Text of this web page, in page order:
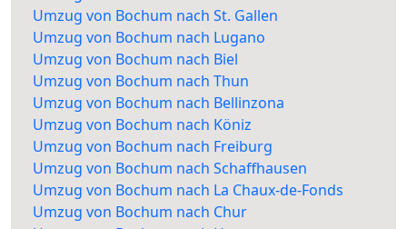
Umzug von Bochum nach St. Gallen
Umzug von Bochum nach Lugano
Umzug von Bochum nach Biel
Umzug von Bochum nach Thun
Umzug von Bochum nach Bellinzona
Umzug von Bochum nach Köniz
Umzug von Bochum nach Freiburg
Umzug von Bochum nach Schaffhausen
Umzug von Bochum nach La Chaux-de-Fonds
Umzug von Bochum nach Chur